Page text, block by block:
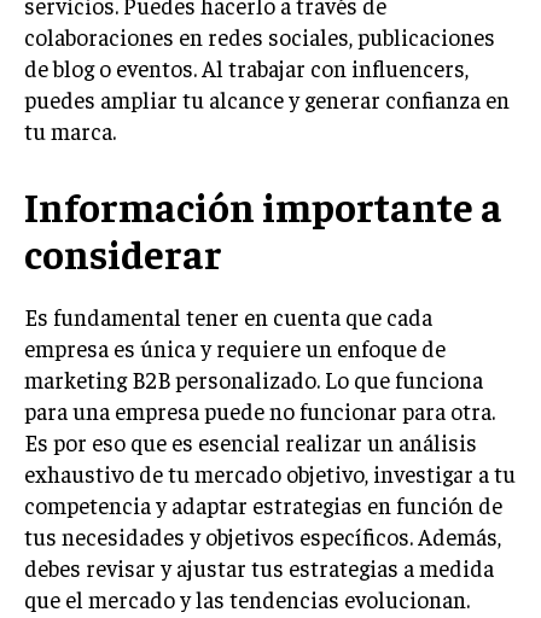
PROYECTOS
GESTIÓN DE PROYECTOS
GESTIÓN DE OPERACIONES Y CADENA DE
LOGÍSTICA EMPRESARIAL
CALIDAD Y MEJORA CONTINUA
TALENTOS
RECURSOS HUMANOS Y GESTIÓN DEL
TALENTO
COMPENSACIÓN Y BENEFICIOS
RECLUTAMIENTO Y SELECCIÓN
DESARROLLO DE PERSONAL
GESTIÓN DEL DESEMPEÑO
CULTURA Y CLIMA ORGANIZACIONAL
colaboraciones en redes sociales, publicaciones
de blog o eventos. Al trabajar con influencers,
puedes ampliar tu alcance y generar confianza en
tu marca.
Información importante a
considerar
Es fundamental tener en cuenta que cada
empresa es única y requiere un enfoque de
marketing B2B personalizado. Lo que funciona
para una empresa puede no funcionar para otra.
Es por eso que es esencial realizar un análisis
exhaustivo de tu mercado objetivo, investigar a tu
competencia y adaptar estrategias en función de
tus necesidades y objetivos específicos. Además,
debes revisar y ajustar tus estrategias a medida
que el mercado y las tendencias evolucionan.